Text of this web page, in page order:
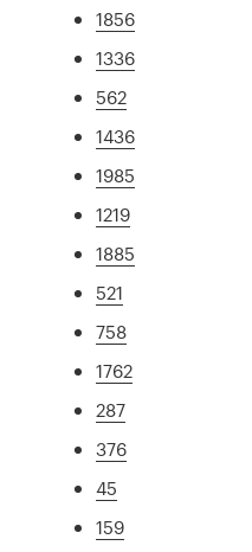
1856
1336
562
1436
1985
1219
1885
521
758
1762
287
376
45
159